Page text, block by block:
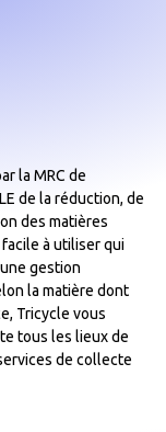
la MRC de
de la réduction, de
des matières
à utiliser qui
gestion
la matière dont
Tricycle vous
tous les lieux de
de collecte